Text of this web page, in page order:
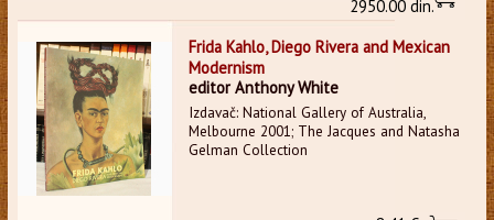
2950.00 din.
Frida Kahlo, Diego Rivera and Mexican
Modernism
editor Anthony White
Izdavač: National Gallery of Australia,
Melbourne 2001; The Jacques and Natasha
Gelman Collection